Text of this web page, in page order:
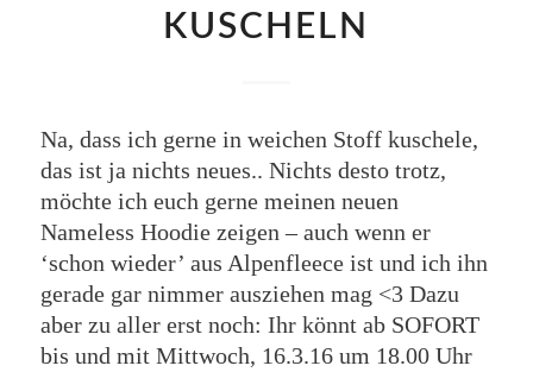
KUSCHELN
Na, dass ich gerne in weichen Stoff kuschele,
das ist ja nichts neues.. Nichts desto trotz,
möchte ich euch gerne meinen neuen
Nameless Hoodie zeigen – auch wenn er
‘schon wieder’ aus Alpenfleece ist und ich ihn
gerade gar nimmer ausziehen mag <3 Dazu
aber zu aller erst noch: Ihr könnt ab SOFORT
bis und mit Mittwoch, 16.3.16 um 18.00 Uhr